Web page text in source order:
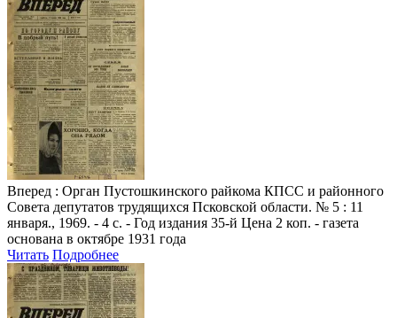
Вперед : Орган Пустошкинского райкома КПСС и районного
Совета депутатов трудящихся Псковской области. № 5 : 11
января., 1969. - 4 с. - Год издания 35-й Цена 2 коп. - газета
основана в октябре 1931 года
Читать Подробнее